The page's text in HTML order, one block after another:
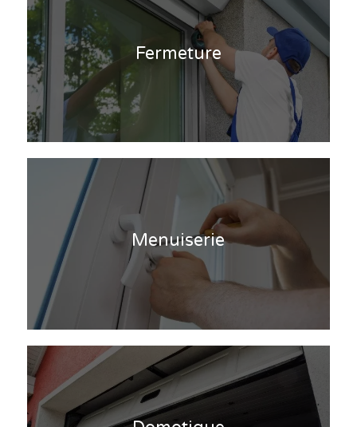
Fermeture
Menuiserie